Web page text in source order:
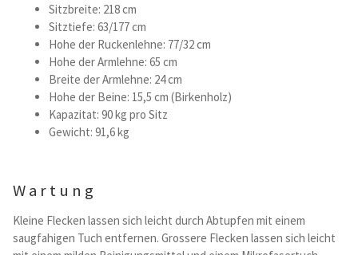
Sitzbreite: 218 cm
Sitztiefe: 63/177 cm
Hohe der Ruckenlehne: 77/32 cm
Hohe der Armlehne: 65 cm
Breite der Armlehne: 24 cm
Hohe der Beine: 15,5 cm (Birkenholz)
Kapazitat: 90 kg pro Sitz
Gewicht: 91,6 kg
Wartung
Kleine Flecken lassen sich leicht durch Abtupfen mit einem
saugfahigen Tuch entfernen. Grossere Flecken lassen sich leicht